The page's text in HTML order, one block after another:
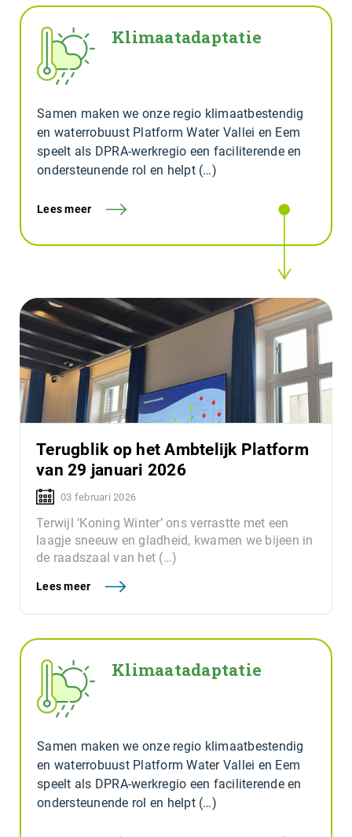
Klimaatadaptatie
Samen maken we onze regio klimaatbestendig
en waterrobuust Platform Water Vallei en Eem
speelt als DPRA-werkregio een faciliterende en
ondersteunende rol en helpt (…)
Lees meer
Terugblik op het Ambtelijk Platform
van 29 januari 2026
03 februari 2026
Terwijl ‘Koning Winter’ ons verrastte met een
laagje sneeuw en gladheid, kwamen we bijeen in
de raadszaal van het (…)
Lees meer
Klimaatadaptatie
Samen maken we onze regio klimaatbestendig
en waterrobuust Platform Water Vallei en Eem
speelt als DPRA-werkregio een faciliterende en
ondersteunende rol en helpt (…)